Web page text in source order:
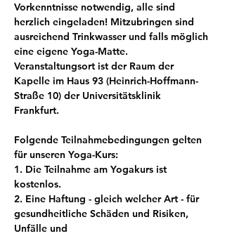
Vorkenntnisse notwendig, alle sind
herzlich eingeladen! Mitzubringen sind
ausreichend Trinkwasser und falls möglich
eine eigene Yoga-Matte.
Veranstaltungsort ist der Raum der
Kapelle im Haus 93 (Heinrich-Hoffmann-
Straße 10) der Universitätsklinik
Frankfurt.
Folgende Teilnahmebedingungen gelten
für unseren Yoga-Kurs:
1. Die Teilnahme am Yogakurs ist
kostenlos.
2. Eine Haftung - gleich welcher Art - für
gesundheitliche Schäden und Risiken,
Unfälle und